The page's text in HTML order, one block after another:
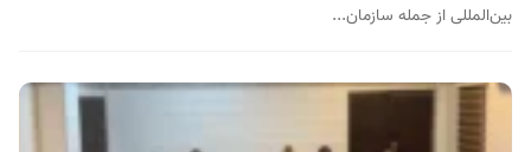
بین‌المللی از جمله سازمان...